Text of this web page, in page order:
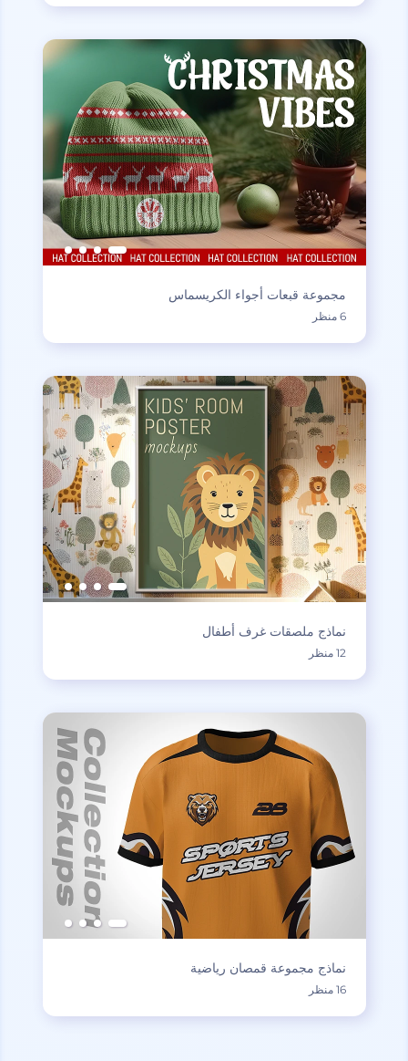
مجموعة قبعات أجواء الكريسماس
6 منظر
نماذج ملصقات غرف أطفال
12 منظر
نماذج مجموعة قمصان رياضية
16 منظر